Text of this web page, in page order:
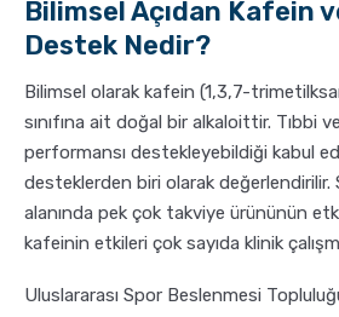
Bilimsel Açıdan Kafein
Destek Nedir?
Bilimsel olarak kafein (1,3,7-
sınıfına ait doğal bir alkaloittir. Tıbbi
performansı destekleyebildiği kabul
desteklerden biri olarak değerlendirilir.
alanında pek çok takviye ürününün
kafeinin etkileri çok sayıda klinik
Uluslararası Spor Beslenmesi